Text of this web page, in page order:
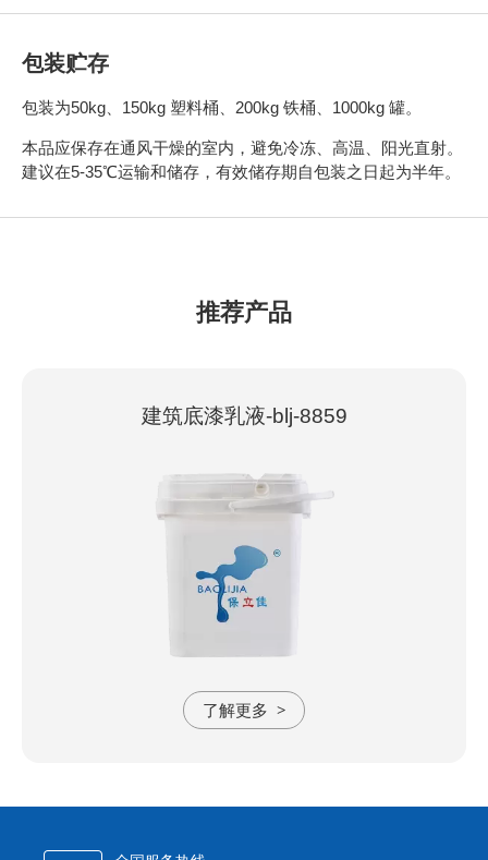
包装贮存
包装为50kg、150kg 塑料桶、200kg 铁桶、1000kg 罐。
本品应保存在通风干燥的室内，避免冷冻、高温、阳光直射。
建议在5-35℃运输和储存，有效储存期自包装之日起为半年。
推荐产品
建筑底漆乳液-blj-8859
了解更多 >